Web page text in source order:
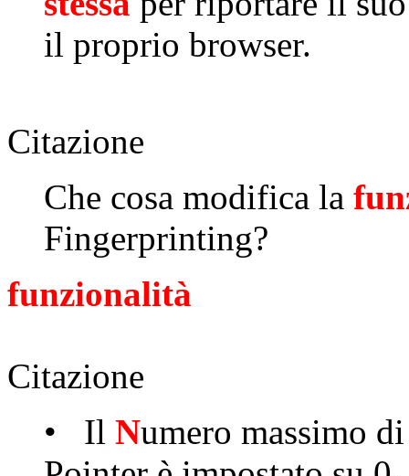
il proprio browser.
Citazione
Che cosa modifica la
Fingerprinting?
funzionalità
Citazione
• Il Numero massimo